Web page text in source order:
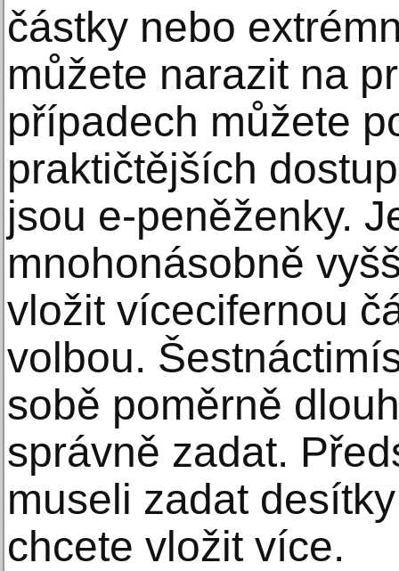
částky nebo
můžete narazit na
případech můžete
praktičtějších
jsou e-peněženky.
mnohonásobně
vložit vícecifernou
volbou.
sobě poměrně
správně zadat.
museli zadat
chcete vložit více.